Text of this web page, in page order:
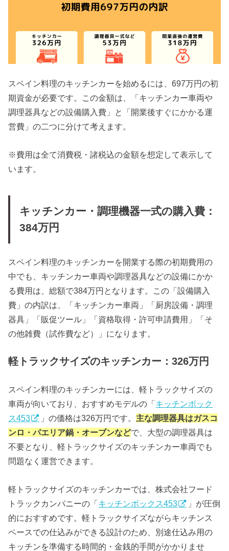
スペイン料理のキッチンカーを始めるには、697万円の初
期資金が必要です。この金額は、「キッチンカー車両や
調理器具などの設備購入費」と「開業後すぐにかかる運
営費」の二つに分けて考えます。
※費用は全て消費税・諸税込の金額を想定して表示して
います。
キッチンカー・調理機器一式の購入費：
384万円
スペイン料理のキッチンカーを開業する際の初期費用の
中でも、キッチンカー車両や調理器具などの設備にかか
る費用は、総額で384万円となります。この「設備購入
費」の内訳は、「キッチンカー車両」「厨房設備・調理
器具」「販促ツール」「資格取得・許可申請費用」「そ
の他雑費（試作費など）」になります。
軽トラックサイズのキッチンカー：326万円
スペイン料理のキッチンカーには、軽トラックサイズの
車両が向いており、おすすめモデルの「キッチンボック
ス453
」の価格は326万円です。 主な調理器具はガスコ
ンロ・パエリア鍋・オーブンなどで、大型の調理器具は
不要となり、軽トラックサイズのキッチンカー車両でも
問題なく運営できます。
軽トラックサイズのキッチンカーでは、株式会社フード
トラックカンパニーの「キッチンボックス453
」が圧倒
的におすすめです。軽トラックサイズながらキッチンス
ペースでの仕込みができる設計のため、別途仕込み用の
キッチンを準備する時間的・金銭的手間がかかりませ